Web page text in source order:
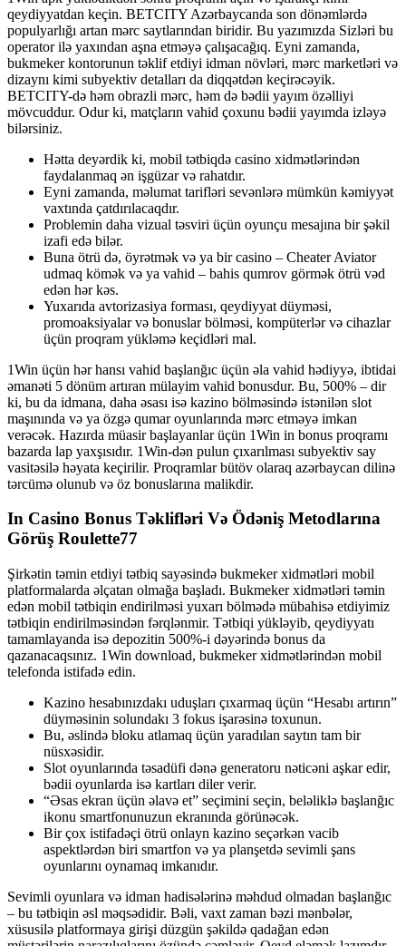
qeydiyyatdan keçin. BETCITY Azərbaycanda son dönəmlərdə
populyarlığı artan mərc saytlarından biridir. Bu yazımızda Sizləri bu
operator ilə yaxından aşna etməyə çalışacağıq. Eyni zamanda,
bukmeker kontorunun təklif etdiyi idman növləri, mərc marketləri və
dizaynı kimi subyektiv detalları da diqqətdən keçirəcəyik.
BETCITY-də həm obrazli mərc, həm də bədii yayım özəlliyi
mövcuddur. Odur ki, matçların vahid çoxunu bədii yayımda izləyə
bilərsiniz.
Hətta deyərdik ki, mobil tətbiqdə casino xidmətlərindən
faydalanmaq ən işgüzar və rahatdır.
Eyni zamanda, məlumat tarifləri sevənlərə mümkün kəmiyyət
vaxtında çatdırılacaqdır.
Problemin daha vizual təsviri üçün oyunçu mesajına bir şəkil
izafi edə bilər.
Buna ötrü də, öyrətmək və ya bir casino – Cheater Aviator
udmaq kömək və ya vahid – bahis qumrov görmək ötrü vəd
edən hər kəs.
Yuxarıda avtorizasiya forması, qeydiyyat düyməsi,
promoaksiyalar və bonuslar bölməsi, kompüterlər və cihazlar
üçün proqram yükləmə keçidləri mal.
1Win üçün hər hansı vahid başlanğıc üçün əla vahid hədiyyə, ibtidai
əmanəti 5 dönüm artıran mülayim vahid bonusdur. Bu, 500% – dir
ki, bu da idmana, daha əsası isə kazino bölməsində istənilən slot
maşınında və ya özgə qumar oyunlarında mərc etməyə imkan
verəcək. Hazırda müasir başlayanlar üçün 1Win in bonus proqramı
bazarda lap yaxşısıdır. 1Win-dən pulun çıxarılması subyektiv say
vasitəsilə həyata keçirilir. Proqramlar bütöv olaraq azərbaycan dilinə
tərcümə olunub və öz bonuslarına malikdir.
In Casino Bonus Təklifləri Və Ödəniş Metodlarına
Görüş Roulette77
Şirkətin təmin etdiyi tətbiq sayəsində bukmeker xidmətləri mobil
platformalarda əlçatan olmağa başladı. Bukmeker xidmətləri təmin
edən mobil tətbiqin endirilməsi yuxarı bölmədə mübahisə etdiyimiz
tətbiqin endirilməsindən fərqlənmir. Tətbiqi yükləyib, qeydiyyatı
tamamlayanda isə depozitin 500%-i dəyərində bonus da
qazanacaqsınız. 1Win download, bukmeker xidmətlərindən mobil
telefonda istifadə edin.
Kazino hesabınızdakı uduşları çıxarmaq üçün “Hesabı artırın”
düyməsinin solundakı 3 fokus işarəsinə toxunun.
Bu, əslində bloku atlamaq üçün yaradılan saytın tam bir
nüsxəsidir.
Slot oyunlarında təsadüfi dənə generatoru nəticəni aşkar edir,
bədii oyunlarda isə kartları diler verir.
“Əsas ekran üçün əlavə et” seçimini seçin, beləliklə başlanğıc
ikonu smartfonunuzun ekranında görünəcək.
Bir çox istifadəçi ötrü onlayn kazino seçərkən vacib
aspektlərdən biri smartfon və ya planşetdə sevimli şans
oyunlarını oynamaq imkanıdır.
Sevimli oyunlara və idman hadisələrinə məhdud olmadan başlanğıc
– bu tətbiqin əsl məqsədidir. Bəli, vaxt zaman bəzi mənbələr,
xüsusilə platformaya girişi düzgün şəkildə qadağan edən